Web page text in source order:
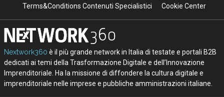
Terms&Conditions Contenuti Specialistici
Cookie Center
Nextwork360 è il più grande network in Italia di testate e portali B2B
dedicati ai temi della Trasformazione Digitale e dell’Innovazione
Imprenditoriale. Ha la missione di diffondere la cultura digitale e
imprenditoriale nelle imprese e pubbliche amministrazioni italiane.